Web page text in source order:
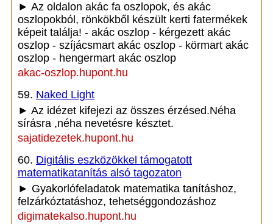
► Az oldalon akác fa oszlopok, és akác
oszlopokból, rönkökből készült kerti fatermékek
képeit találja! - akác oszlop - kérgezett akác
oszlop - szíjácsmart akác oszlop - körmart akác
oszlop - hengermart akác oszlop
akac-oszlop.hupont.hu
59. Naked Light
► Az idézet kifejezi az összes érzésed.Néha
sírásra ,néha nevetésre késztet.
sajatidezetek.hupont.hu
60. Digitális eszközökkel támogatott
matematikatanítás alsó tagozaton
► Gyakorlófeladatok matematika tanításhoz,
felzárkóztatáshoz, tehetséggondozáshoz
digimatekalso.hupont.hu